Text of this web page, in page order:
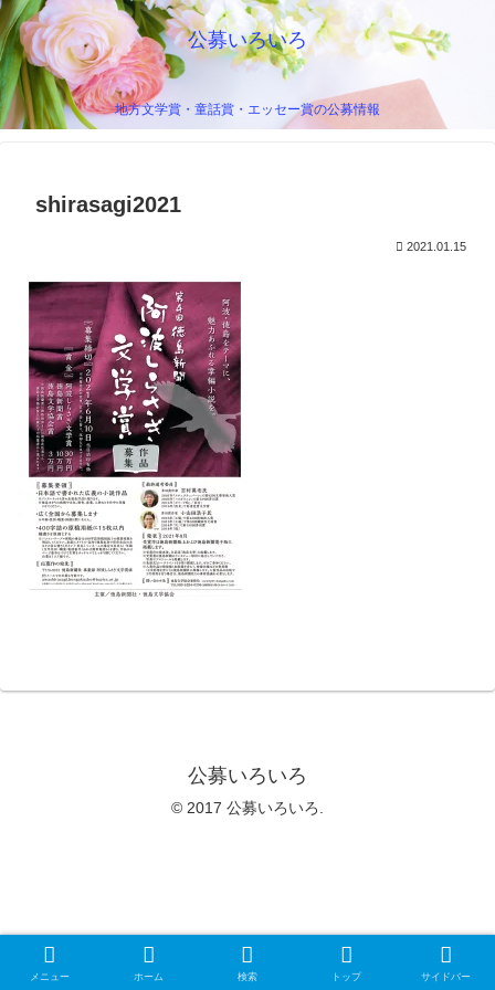
公募いろいろ
地方文学賞・童話賞・エッセー賞の公募情報
shirasagi2021
2021.01.15
公募いろいろ
© 2017 公募いろいろ.
メニュー ホーム 検索 トップ サイドバー